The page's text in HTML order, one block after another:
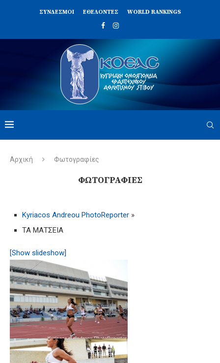
ΣΥΝΔΈΣΜΟΙ ΕΘΕΛΟΝΤΈΣ WORLD RANKINGS
Αρχική Φωτογραφίες
ΦΩΤΟΓΡΑΦΊΕΣ
Kyriacos Andreou PhotoReporter »
ΤΑ ΜΑΤΣΕΙΑ
[Show slideshow]